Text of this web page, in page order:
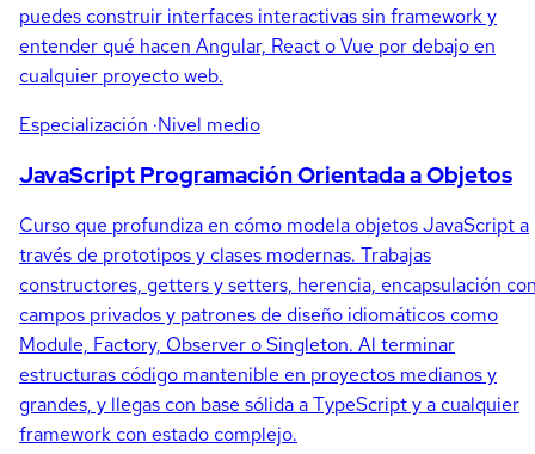
puedes construir interfaces interactivas sin framework y
entender qué hacen Angular, React o Vue por debajo en
cualquier proyecto web.
Especialización ·Nivel medio
JavaScript Programación Orientada a Objetos
Curso que profundiza en cómo modela objetos JavaScript a
través de prototipos y clases modernas. Trabajas
constructores, getters y setters, herencia, encapsulación
campos privados y patrones de diseño idiomáticos como
Module, Factory, Observer o Singleton. Al terminar
estructuras código mantenible en proyectos medianos y
grandes, y llegas con base sólida a TypeScript y a cualquier
framework con estado complejo.